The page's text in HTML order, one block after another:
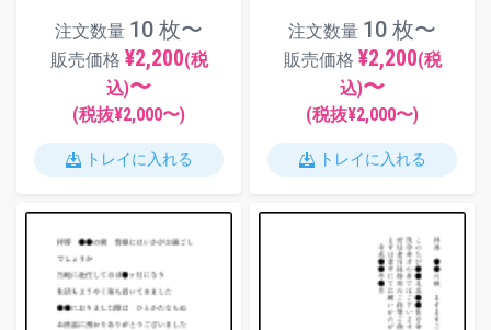
注文数量 10 枚〜
販売価格 ¥2,200(税
込)〜
(税抜¥2,000〜)
トレイに入れる
注文数量 10 枚〜
販売価格 ¥2,200(税
込)〜
(税抜¥2,000〜)
トレイに入れる